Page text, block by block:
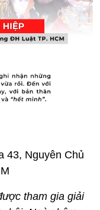
43, Nguyên Chủ
tham gia giải